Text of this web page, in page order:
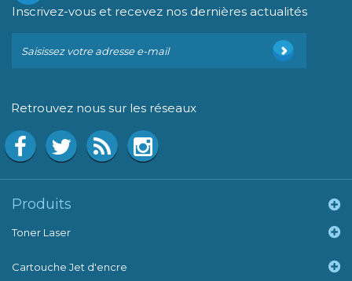
Inscrivez-vous et recevez nos dernières actualités
Retrouvez nous sur les réseaux
Produits
Toner Laser
Cartouche Jet d'encre